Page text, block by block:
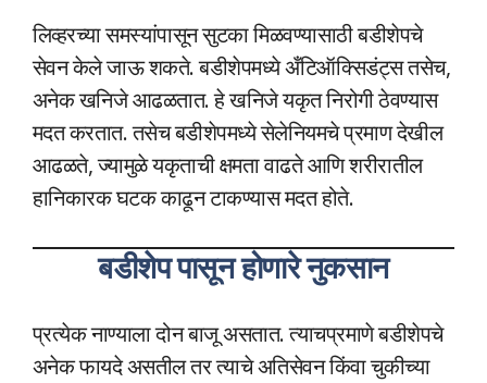
लिव्हरच्या समस्यांपासून सुटका मिळवण्यासाठी बडीशेपचे
सेवन केले जाऊ शकते. बडीशेपमध्ये अँटिऑक्सिडंट्स तसेच,
अनेक खनिजे आढळतात. हे खनिजे यकृत निरोगी ठेवण्यास
मदत करतात. तसेच बडीशेपमध्ये सेलेनियमचे प्रमाण देखील
आढळते, ज्यामुळे यकृताची क्षमता वाढते आणि शरीरातील
हानिकारक घटक काढून टाकण्यास मदत होते.
बडीशेप पासून होणारे नुकसान
प्रत्येक नाण्याला दोन बाजू असतात. त्याचप्रमाणे बडीशेपचे
अनेक फायदे असतील तर त्याचे अतिसेवन किंवा चुकीच्या